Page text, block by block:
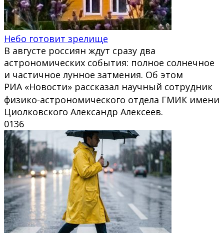
Небо готовит зрелище
В августе россиян ждут сразу два
астрономических события: полное солнечное
и частичное лунное затмения. Об этом
РИА «Новости» рассказал научный сотрудник
физико‑астрономического отдела ГМИК имени
Циолковского Александр Алексеев.
0136